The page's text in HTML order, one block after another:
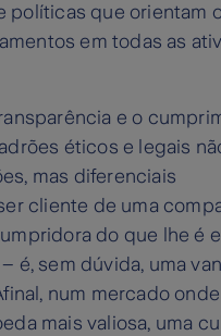
políticas que orientam
em todas as
e o
éticos e legais
mas diferenciais
cliente de uma
do que lhe é
é, sem dúvida, uma
num mercado onde
mais valiosa, uma